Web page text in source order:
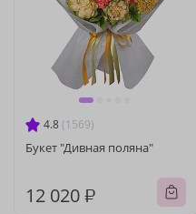
4.8 (1569)
Букет "Дивная поляна"
12 020 ₽